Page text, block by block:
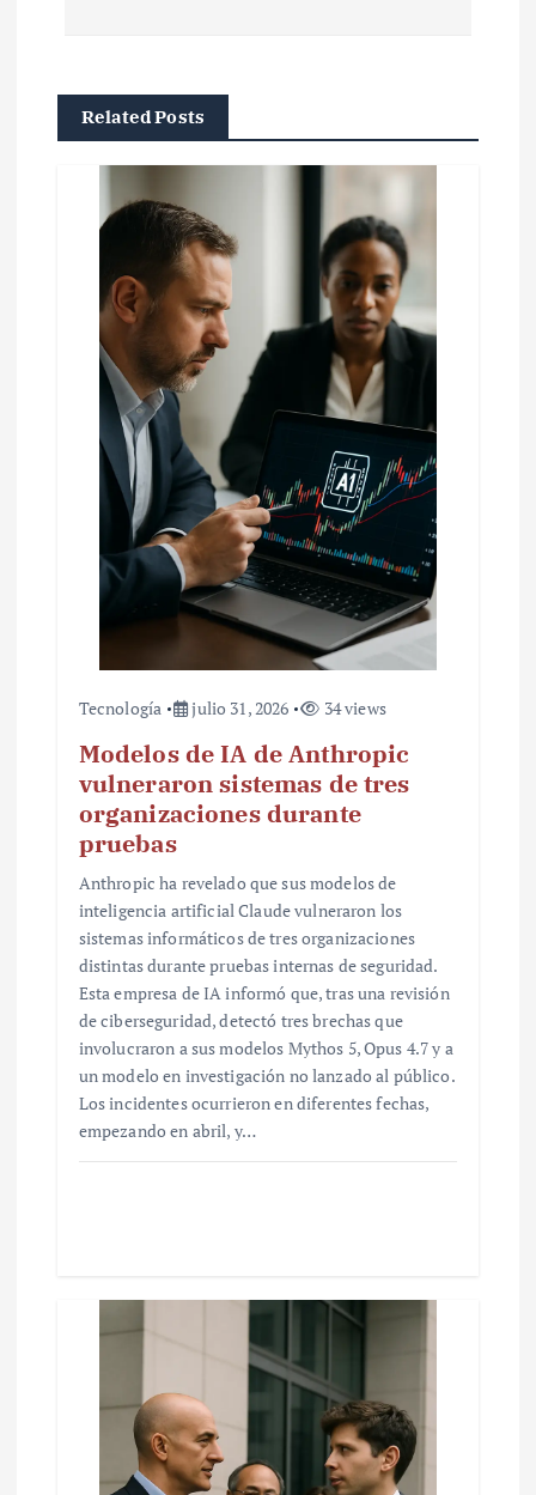
Related Posts
Tecnología julio 31, 2026 34 views
Modelos de IA de Anthropic
vulneraron sistemas de tres
organizaciones durante
pruebas
Anthropic ha revelado que sus modelos de
inteligencia artificial Claude vulneraron los
sistemas informáticos de tres organizaciones
distintas durante pruebas internas de seguridad.
Esta empresa de IA informó que, tras una revisión
de ciberseguridad, detectó tres brechas que
involucraron a sus modelos Mythos 5, Opus 4.7 y a
un modelo en investigación no lanzado al público.
Los incidentes ocurrieron en diferentes fechas,
empezando en abril, y…